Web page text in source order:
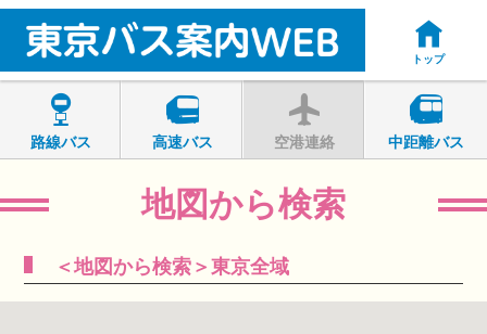
トップ
路線バス 高速バス 空港連絡 中距離バス
地図から検索
＜地図から検索＞東京全域